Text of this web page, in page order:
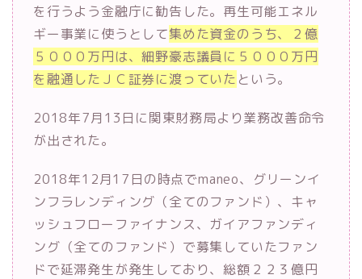
を行うよう金融庁に勧告した。再生可能エネル
ギー事業に使うとして集めた資金のうち、２億
５０００万円は、細野豪志議員に５０００万円
を融通したＪＣ証券に渡っていた という。
2018年7月13日に関東財務局より業務改善命令
が出された。
2018年12月17日の時点でmaneo、グリーンイ
ンフラレンディング（全てのファンド）、キャ
ッシュフローファイナンス、ガイアファンディ
ング（全てのファンド）で募集していたファン
ドで延滞発生が発生しており、総額２２３億円